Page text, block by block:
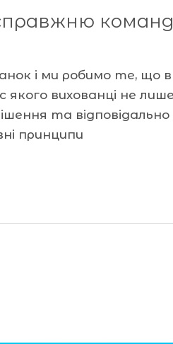
і ми робимо те, що
якого вихованці не
та відповідально
принципи